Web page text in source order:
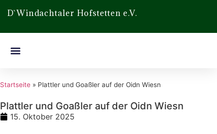
D`Windachtaler Hofstetten e.V.
Startseite » Plattler und Goaßler auf der Oidn Wiesn
Plattler und Goaßler auf der Oidn Wiesn
15. Oktober 2025